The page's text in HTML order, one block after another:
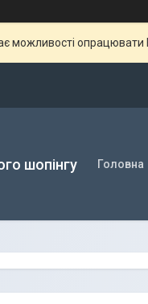
можливості
шопінгу Головна